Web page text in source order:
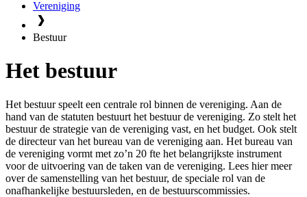
Vereniging
Bestuur
Het bestuur
Het bestuur speelt een centrale rol binnen de vereniging. Aan de
hand van de statuten bestuurt het bestuur de vereniging. Zo stelt het
bestuur de strategie van de vereniging vast, en het budget. Ook stelt
de directeur van het bureau van de vereniging aan. Het bureau van
de vereniging vormt met zo’n 20 fte het belangrijkste instrument
voor de uitvoering van de taken van de vereniging. Lees hier meer
over de samenstelling van het bestuur, de speciale rol van de
onafhankelijke bestuursleden, en de bestuurscommissies.